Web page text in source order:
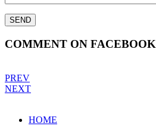
COMMENT ON FACEBOOK
PREV
NEXT
HOME